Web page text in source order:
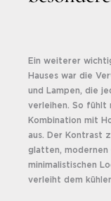
Ein weiterer
Hauses war die
und Lampen, die
verleihen. So fühlt
Kombination mit
aus. Der Kontrast
glatten, modernen
minimalistischen
verleiht dem